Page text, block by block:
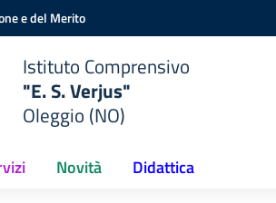
e del Merito
Istituto Comprensivo
"E. S. Verjus"
Oleggio (NO)
Novità Didattica